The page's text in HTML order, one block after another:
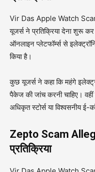
Vir Das Apple Watch Scam
यूजर्स ने प्रतिक्रिया देना शुरू कर
ऑनलाइन प्लेटफॉर्म्स से
किया है।
कुछ यूजर्स ने कहा कि महंगे
पैकेज की जांच करनी चाहिए।
अधिकृत स्टोर्स या विश्वसनीय ई-
Zepto Scam
प्रतिक्रिया